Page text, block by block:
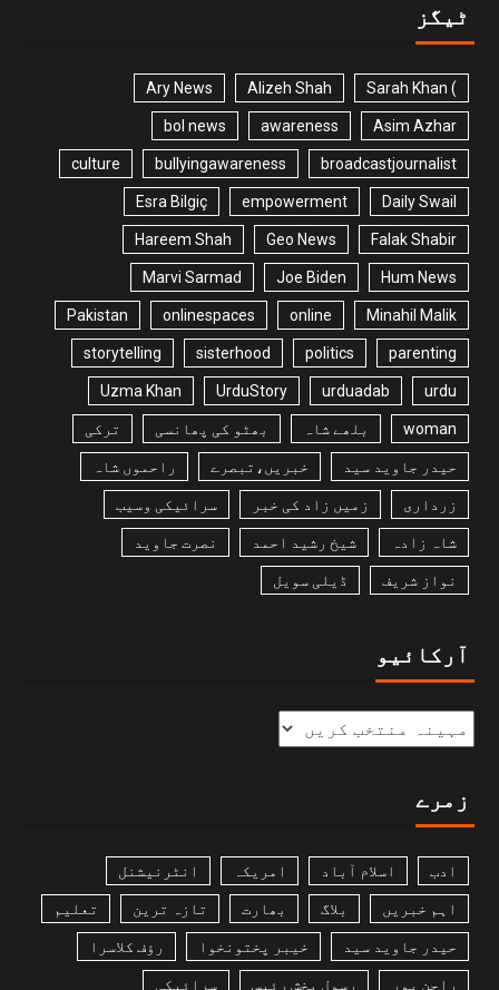
ٹیگز
) Sarah Khan
Alizeh Shah
Ary News
Asim Azhar
awareness
bol news
broadcastjournalist
bullyingawareness
culture
Daily Swail
empowerment
Esra Bilgiç
Falak Shabir
Geo News
Hareem Shah
Hum News
Joe Biden
Marvi Sarmad
Minahil Malik
online
onlinespaces
Pakistan
parenting
politics
sisterhood
storytelling
urdu
urduadab
UrduStory
Uzma Khan
woman بلھے شاہ بھٹو کی پھانسی ترکی
حیدر جاوید سید خبریں،تبصرے راحموں شاہ
زرداری زمیں زاد کی خبر سرائیکی وسیب
شاہ زادہ شیخ رشید احمد نصرت جاوید
نواز شریف ڈیلی سویل
آرکائیو
زمرے
ادب اسلام آباد امریکہ انٹرنیشنل
اہم خبریں بلاگ بھارت تازہ ترین تعلیم
حیدر جاوید سید خیبر پختونخوا رؤف کلاسرا
راجن پور رسول بخش رئیس سرائیکی